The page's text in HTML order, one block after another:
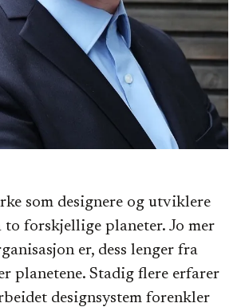
som designere og utviklere
to forskjellige planeter. Jo mer
er, dess lenger fra
planetene. Stadig flere erfarer
designsystem forenkler